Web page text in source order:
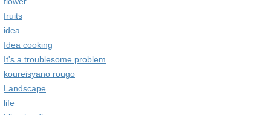
fruits
idea
Idea cooking
It's a troublesome problem
koureisyano rougo
Landscape
life